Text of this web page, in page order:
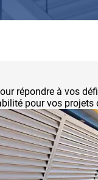
répondre à vos
pour vos projets